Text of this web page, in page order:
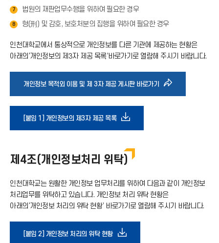
7 법원의 재판업무수행을 위하여 필요한 경우
8 형(刑) 및 감호, 보호처분의 집행을 위하여 필요한 경우
인천대학교에서 통상적으로 개인정보를 다른 기관에 제공하는 현황은
아래의‘개인정보의 제3자 제공 목록’바로가기로 열람해 주시기 바랍니다.
개인정보 목적외 이용 및 제 3자 제공 게시판 바로가기 바
아
이
[붙임 1] 개인정보의 제3자 제공 목록다
로
드
제4조(개인정보처리 위탁)
인천대학교는 원활한 개인정보 업무처리를 위하여 다음과 같이 개인정보
처리업무를 위탁하고 있습니다. 개인정보 처리 위탁 현황은
아래의‘개인정보 처리의 위탁 현황’ 바로가기로 열람해 주시기 바랍니다.
[붙임 2] 개인정보 처리의 위탁 현황다